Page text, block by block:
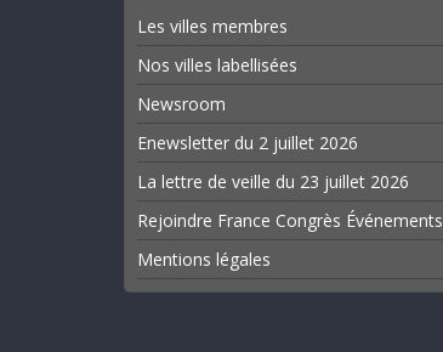
Les villes membres
Nos villes labellisées
Newsroom
Enewsletter du 2 juillet 2026
La lettre de veille du 23 juillet 2026
Rejoindre France Congrès Événements
Mentions légales